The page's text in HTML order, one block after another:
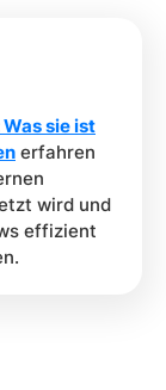
sie ist
erfahren
wird und
effizient